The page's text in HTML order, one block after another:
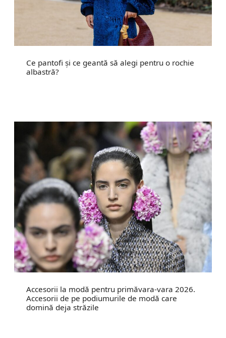
Ce pantofi și ce geantă să alegi pentru o rochie
albastră?
Accesorii la modă pentru primăvara-vara 2026.
Accesorii de pe podiumurile de modă care
domină deja străzile